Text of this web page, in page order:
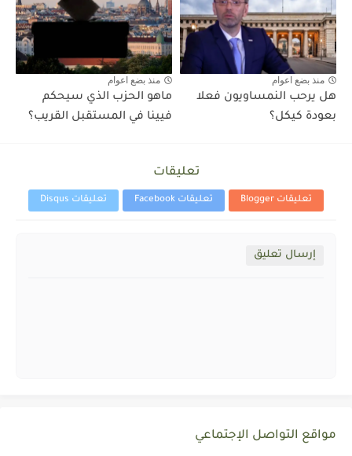
منذ بضع اعوام
هل يرحب النمساويون فعلا
بعودة كيكل؟
منذ بضع اعوام
ماهو الحزب الذي سيحكم
فيينا في المستقبل القريب؟
تعليقات
تعليقات Blogger تعليقات Facebook تعليقات Disqus
إرسال تعليق
مواقع التواصل الإجتماعي